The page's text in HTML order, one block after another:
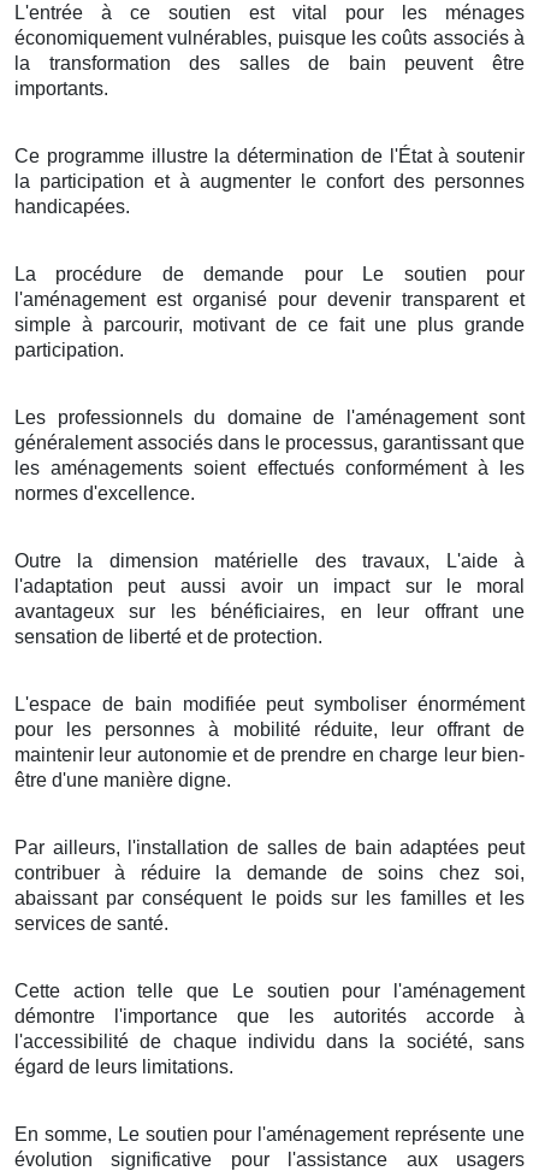
L'entrée à ce soutien est vital pour les ménages
économiquement vulnérables, puisque les coûts associés à
la transformation des salles de bain peuvent être
importants.
Ce programme illustre la détermination de l'État à soutenir
la participation et à augmenter le confort des personnes
handicapées.
La procédure de demande pour Le soutien pour
l'aménagement est organisé pour devenir transparent et
simple à parcourir, motivant de ce fait une plus grande
participation.
Les professionnels du domaine de l'aménagement sont
généralement associés dans le processus, garantissant que
les aménagements soient effectués conformément à les
normes d'excellence.
Outre la dimension matérielle des travaux, L'aide à
l'adaptation peut aussi avoir un impact sur le moral
avantageux sur les bénéficiaires, en leur offrant une
sensation de liberté et de protection.
L'espace de bain modifiée peut symboliser énormément
pour les personnes à mobilité réduite, leur offrant de
maintenir leur autonomie et de prendre en charge leur bien-
être d'une manière digne.
Par ailleurs, l'installation de salles de bain adaptées peut
contribuer à réduire la demande de soins chez soi,
abaissant par conséquent le poids sur les familles et les
services de santé.
Cette action telle que Le soutien pour l'aménagement
démontre l'importance que les autorités accorde à
l'accessibilité de chaque individu dans la société, sans
égard de leurs limitations.
En somme, Le soutien pour l'aménagement représente une
évolution significative pour l'assistance aux usagers